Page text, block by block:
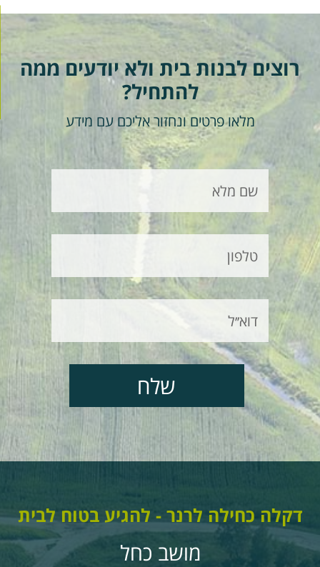
רוצים לבנות בית ולא יודעים ממה
להתחיל?
מלאו פרטים ונחזור אליכם עם מידע
דקלה כחילה לרנר - להגיע בטוח לבית
מושב כחל